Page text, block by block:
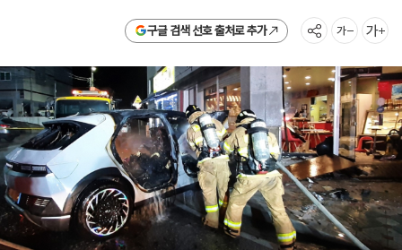
구글 검색 선호 출처로 추가